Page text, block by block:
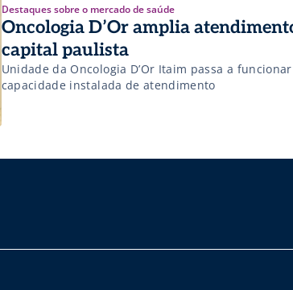
Destaques sobre o mercado de saúde
Oncologia D’Or amplia
capital paulista
Unidade da Oncologia D’Or Itaim passa a
capacidade instalada de atendimento